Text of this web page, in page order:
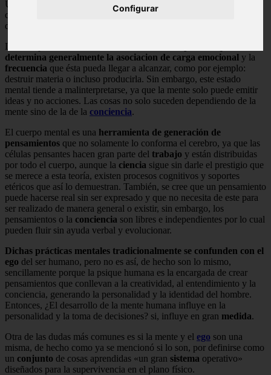
Configurar
Uno de los campos mentales más aceptados, es la
consiste en tener la capacidad de leer pensamientos ajenos, a
diferencia de lo que muchos creen que es la capacidad de emitirlos.
Los cuerpos mentales
determina generalmente la asociacion de carga emocional y la
frecuencia que ésta pueda llegar a alcanzar, como por ejemplo:
destruir materia o incluso producirla. Sin embargo, este estado
mental tiende a malinterpretarse, ya que la mente solo puede emitir
ideas y no acciones. Las cosas no solo suceden dependiendo de la
mente sino de la de la conciencia.
El cuerpo mental es una herramienta de generación de
pensamientos que no solamente lo conforma el cerebro, ya que las
células pensantes hacen gran parte del trabajo y están distribuidas
por todo el cuerpo, aunque la ciencia sigue sin darle el prestigio que
se merece a esta teoría, existen procesos cognitivos y soportes
etéricos que así lo demuestran. También, se cree que un pensamiento
puede hacerse real sin ser expresado y que no necesita de este para
ser realizado de manera general o existir, sin embargo, los
pensamientos o la conciencia son libres e independientes por lo cual
pueden fluir sin ayuda verbal y evolucionar.
Dichas prácticas mentales tradicionalmente se confunden con el
ego del ser humano, pero no es así, de hecho son lo mismo,
sencillamente porque la psique humana es la encargada de crear
pensamientos que conllevan a la creatividad, al entendimiento y la
conciencia, generando la personalidad y la identidad del hombre.
Entonces, ¿El desarrollo de la mente humana influye en la
personalidad y la toma de decisiones? si, influye en gran medida.
Otra de las dudas más comunes es si la mente y el ego son una
misma, de hecho como ya se mencionó si lo son, por definirse como
un conjunto de cosas aprendidas «un gran sistema operativo»
diseñados para la supervivencia en el plano físico.